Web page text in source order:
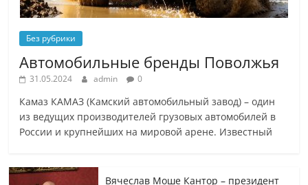
Без рубрики
Автомобильные бренды Поволжья
31.05.2024 admin 0
Камаз КАМАЗ (Камский автомобильный завод) – один
из ведущих производителей грузовых автомобилей в
России и крупнейших на мировой арене. Известный
Вячеслав Моше Кантор – президент